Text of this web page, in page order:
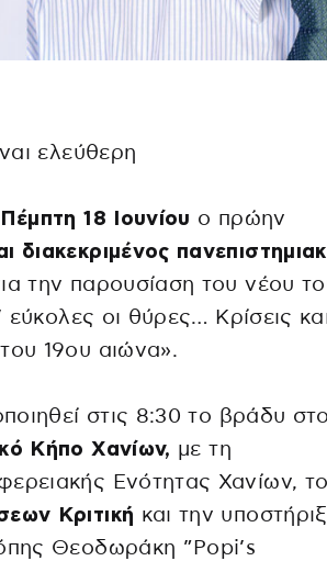
ελεύθερη
Πέμπτη 18 Ιουνίου ο πρώην
διακεκριμένος
την παρουσίαση του νέου
εύκολες οι θύρες… Κρίσεις
19ου αιώνα».
στις 8:30 το βράδυ στο
Κήπο Χανίων, με τη
Ενότητας Χανίων,
Κριτική και την
Θεοδωράκη ”Popi’s